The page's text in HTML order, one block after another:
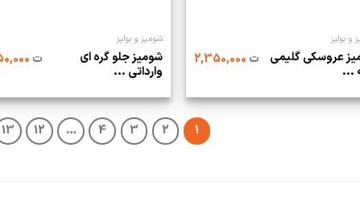
و بولیز
عروسکی گلیمی
...
ت
شومیز و بولیز
شومیز جلو گره ای
وارداتی ...
ت
1
2
3
4
…
12
13